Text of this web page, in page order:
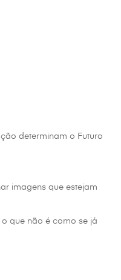
determinam o Futuro
imagens que estejam
que não é como se já